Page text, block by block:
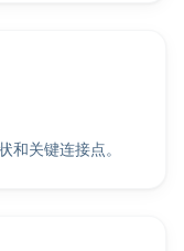
和关键连接点。